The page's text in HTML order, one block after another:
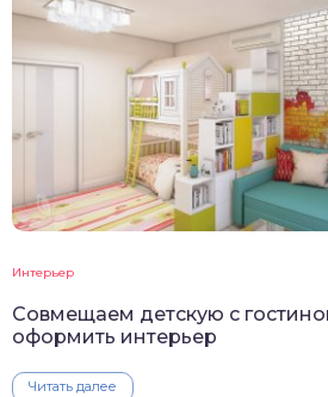
Интерьер
Совмещаем детскую с
оформить интерьер
Читать далее